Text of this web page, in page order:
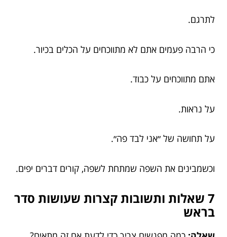
לתרגם.
כי הרבה פעמים אתם לא מתווכחים על הכלים בכיור.
אתם מתווכחים על כבוד.
על נראות.
על תחושה של ״אני לבד פה״.
וכשמבינים את השפה שמתחת לשפה, קורים דברים יפים.
7 שאלות ותשובות קצרות שעושות סדר
בראש